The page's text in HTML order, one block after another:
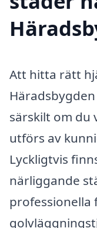
Att hitta rätt
särskilt om du
utförs av
Lyckligtvis
närliggande
professionella